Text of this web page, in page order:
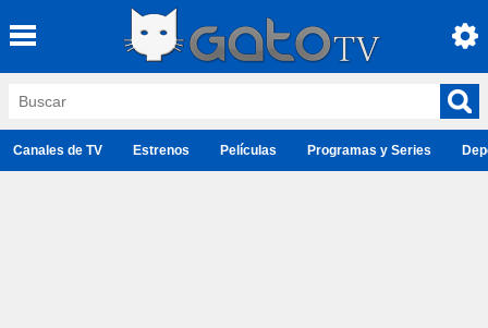
Canales de TV Estrenos Películas Programas y Series